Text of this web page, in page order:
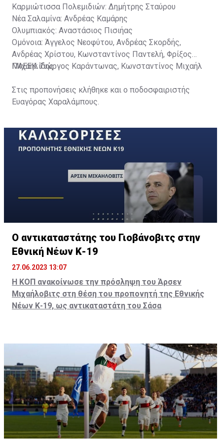
Καρμιώτισσα Πολεμιδιών: Δημήτρης Σταύρου
Νέα Σαλαμίνα: Ανδρέας Καμάρης
Ολυμπιακός: Αναστάσιος Πισιήας
Ομόνοια: Άγγελος Νεοφύτου, Ανδρέας Σκορδής,
Ανδρέας Χρίστου, Κωνσταντίνος Παντελή, Φρίξος
Μιχαηλίδης
ΠΑΕΕΚ: Γιώργος Καράντωνας, Κωνσταντίνος Μιχαήλ
Στις προπονήσεις κλήθηκε και ο ποδοσφαιριστής
Ευαγόρας Χαραλάμπους.
Ο αντικαταστάτης του Γιοβάνοβιτς στην
Εθνική Νέων Κ-19
27.06.2023 13:07
Η ΚΟΠ ανακοίνωσε την πρόσληψη του Άρσεν
Μιχαήλοβιτς στη θέση του προπονητή της Εθνικής
Νέων Κ-19, ως αντικαταστάτη του Σάσα
Απολλωνίστας και ο Tendayi Darikwa - Το συμβόλαιό
του!
Η ενημέρωση:
«Η Κυπριακή Ομοσπονδία Ποδοσφαίρου ανακοινώνει
την πρόσληψη του Άρσεν Μιχαήλοβιτς στη θέση του
προπονητή της Εθνικής Νέων Κ-19.
Ο Άρσεν Μιχαήλοβιτς είναι κάτοχος του
προπονητικού διπλώματος UEFA Pro. Πρωτοήρθε στην